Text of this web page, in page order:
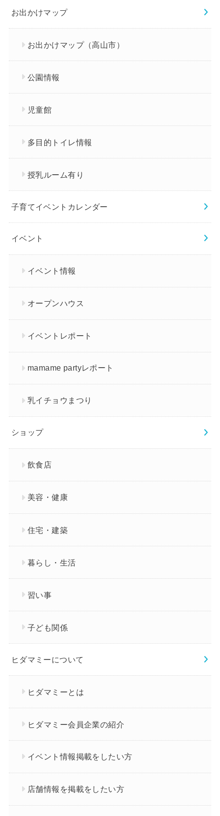
お出かけマップ
お出かけマップ（高山市）
公園情報
児童館
多目的トイレ情報
授乳ルーム有り
子育てイベントカレンダー
イベント
イベント情報
オープンハウス
イベントレポート
mamame partyレポート
乳イチョウまつり
ショップ
飲食店
美容・健康
住宅・建築
暮らし・生活
習い事
子ども関係
ヒダマミーについて
ヒダマミーとは
ヒダマミー会員企業の紹介
イベント情報掲載をしたい方
店舗情報を掲載をしたい方